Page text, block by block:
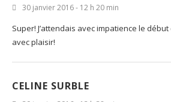
30 janvier 2016 - 12 h 20 min
Super! J’attendais avec impatience le
avec plaisir!
CELINE SURBLE